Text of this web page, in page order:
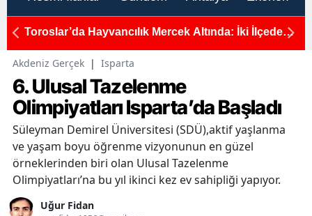
Toroslar’da Hayvancılık Mercek Altında: İki İlçede
Akdeniz Gerçek | Isparta
6. Ulusal Tazelenme
Olimpiyatları Isparta’da Başladı
Süleyman Demirel Üniversitesi (SDÜ),aktif yaşlanma
ve yaşam boyu öğrenme vizyonunun en güzel
örneklerinden biri olan Ulusal Tazelenme
Olimpiyatları’na bu yıl ikinci kez ev sahipliği yapıyor.
Uğur Fidan